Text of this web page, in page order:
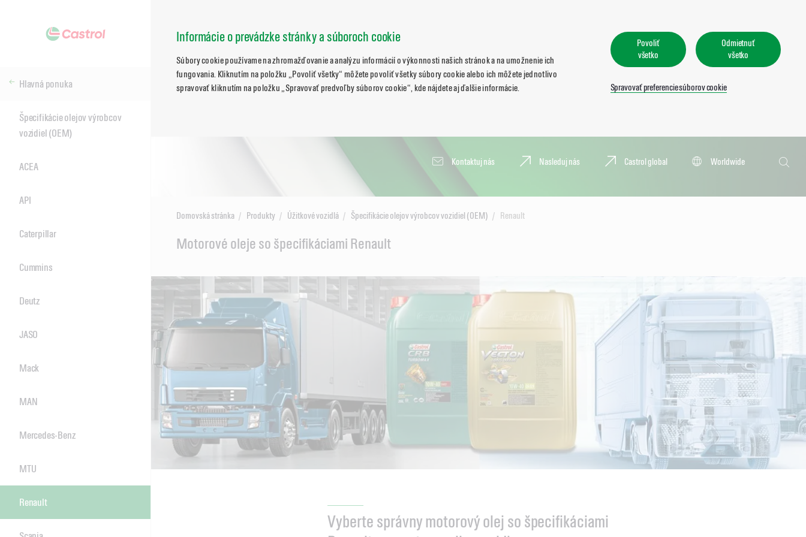
Informácie o prevádzke stránky a súboroch cookie
Súbory cookie používame na zhromažďovanie a analýzu informácií o výkonnosti našich stránok a na umožnenie ich
fungovania. Kliknutím na položku „Povoliť všetky“ môžete povoliť všetky súbory cookie alebo ich môžete jednotlivo
spravovať kliknutím na položku „Spravovať predvoľby súborov cookie“, kde nájdete aj ďalšie informácie.
Povoliť
všetko
Odmietnuť
všetko
Spravovať preferencie súborov cookie
Kontaktuj nás Nasleduj nás Castrol global
Worldwide
Vyhľadať
Hlavná ponuka
Špecifikácie olejov výrobcov
vozidiel (OEM)
ACEA
API
Caterpillar
Cummins
Deutz
JASO
Mack
MAN
Mercedes-Benz
MTU
Renault
Domovská stránka Produkty Úžitkové vozidlá Špecifikácie olejov výrobcov vozidiel (OEM) Renault
Motorové oleje so špecifikáciami Renault
Vyberte správny motorový olej so špecifikáciami